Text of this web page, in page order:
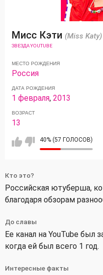
Мисс Кэти (Miss Katy)
ЗВЕЗДА YOUTUBE
МЕСТО РОЖДЕНИЯ
Россия
ДАТА РОЖДЕНИЯ
1 февраля,2013
ВОЗРАСТ
13
40% (57 ГОЛОСОВ)
Кто это?
Российская ютуберша,
благодаря обзорам
До славы
Ее канал на YouTube был
когда ей был всего 1 год.
Интересные факты